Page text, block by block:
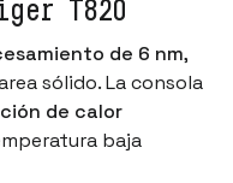
T820
de 6 nm,
sólido. La consola
de calor
baja